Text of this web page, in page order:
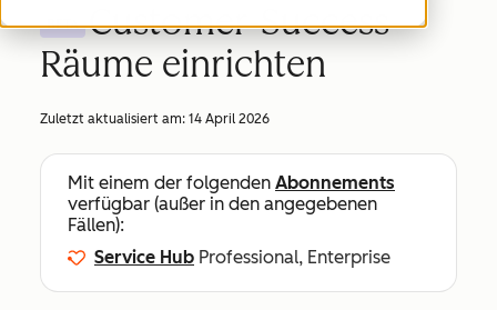
BETA
Customer-Success-
Räume einrichten
Zuletzt aktualisiert am: 14 April 2026
Mit einem der folgenden Abonnements
verfügbar (außer in den angegebenen
Fällen):
Service Hub Professional, Enterprise